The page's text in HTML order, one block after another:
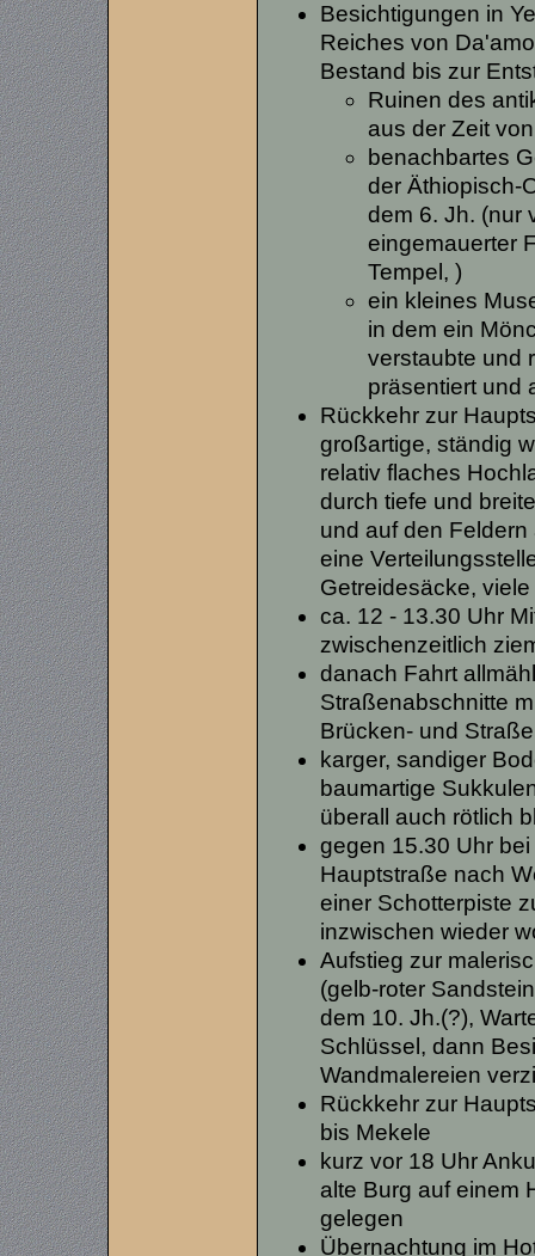
Besichtigungen in
Reiches von
Bestand bis zur
Ruinen des
aus der Zeit
benachbartes
der Äthiopisch-
dem 6. Jh. (nur
eingemauerter
Tempel, )
ein kleines
in dem ein
verstaubte und
präsentiert und
Rückkehr zur
großartige, ständig
relativ flaches
durch tiefe und
und auf den
eine
Getreidesäcke,
ca. 12 - 13.30 Uhr
zwischenzeitlich
danach Fahrt
Straßenabschnitte
Brücken- und
karger, sandiger
baumartige
überall auch rötlich
gegen 15.30 Uhr
Hauptstraße nach
einer Schotterpiste
inzwischen wieder
Aufstieg zur
(gelb-roter
dem 10. Jh.(?),
Schlüssel, dann
Wandmalereien
Rückkehr zur
bis Mekele
kurz vor 18 Uhr
alte Burg auf einem
gelegen
Übernachtung im